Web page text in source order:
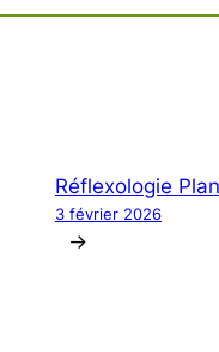
Réflexologie
3 février 2026
→